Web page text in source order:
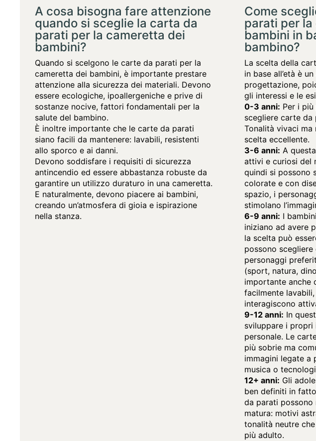
A cosa bisogna fare attenzione
quando si sceglie la carta da
parati per la cameretta dei
bambini?
Quando si scelgono le carte da parati per la
cameretta dei bambini, è importante prestare
attenzione alla sicurezza dei materiali. Dеvono
essere ecologiche, ipoallergeniche e prive di
sostanze nocive, fattori fondamentali per la
salute del bambino.
È inoltre importante che le carte da parati
siano facili da mantenere: lavabili, resistenti
allo sporco e ai danni.
Devono soddisfare i requisiti di sicurezza
antincendio ed essere abbastanza robuste da
garantire un utilizzo duraturo in una cameretta.
E naturalmente, devono piacere ai bambini,
creando un’atmosfera di gioia e ispirazione
nella stanza.
Come
parati per
bambini in
bambino?
La scelta della
in base all’età è
progettazione,
gli interessi e le
0-3 anni: Per i
scegliere carte
Tonalità vivaci ma
scelta eccellente.
3-6 anni: A
attivi e curiosi del
quindi si possono
colorate e con
spazio, i
stimolano
6-9 anni: I
iniziano ad avere
la scelta può
possono
personaggi
(sport, natura,
importante anche
facilmente
interagiscono
9-12 anni: In
sviluppare i propri
personale. Le
più sobrie ma
immagini legate a
musica o
12+ anni: Gli
ben definiti in
da parati possono
matura: motivi
tonalità neutre
più adulto.